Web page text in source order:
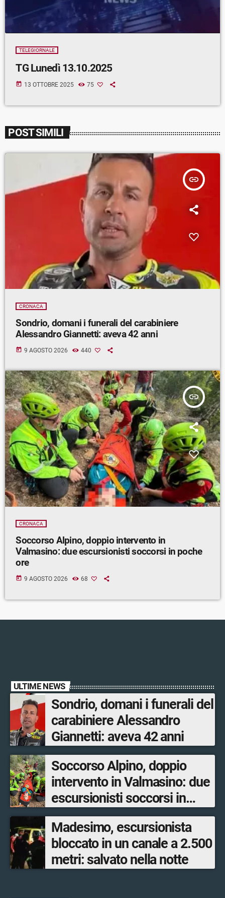
TELEGIORNALE
TG Lunedì 13.10.2025
today 13 OTTOBRE 2025 75
POST SIMILI
insert_link
CRONACA
Sondrio, domani i funerali del carabiniere
Alessandro Giannetti: aveva 42 anni
today 9 AGOSTO 2026 440
insert_link
CRONACA
Soccorso Alpino, doppio intervento in
Valmasino: due escursionisti soccorsi in poche
ore
today 9 AGOSTO 2026 68
ULTIME NEWS
Sondrio, domani i funerali del
carabiniere Alessandro
Giannetti: aveva 42 anni
Soccorso Alpino, doppio
intervento in Valmasino: due
escursionisti soccorsi in
poche ore
Madesimo, escursionista
bloccato in un canale a 2.500
metri: salvato nella notte